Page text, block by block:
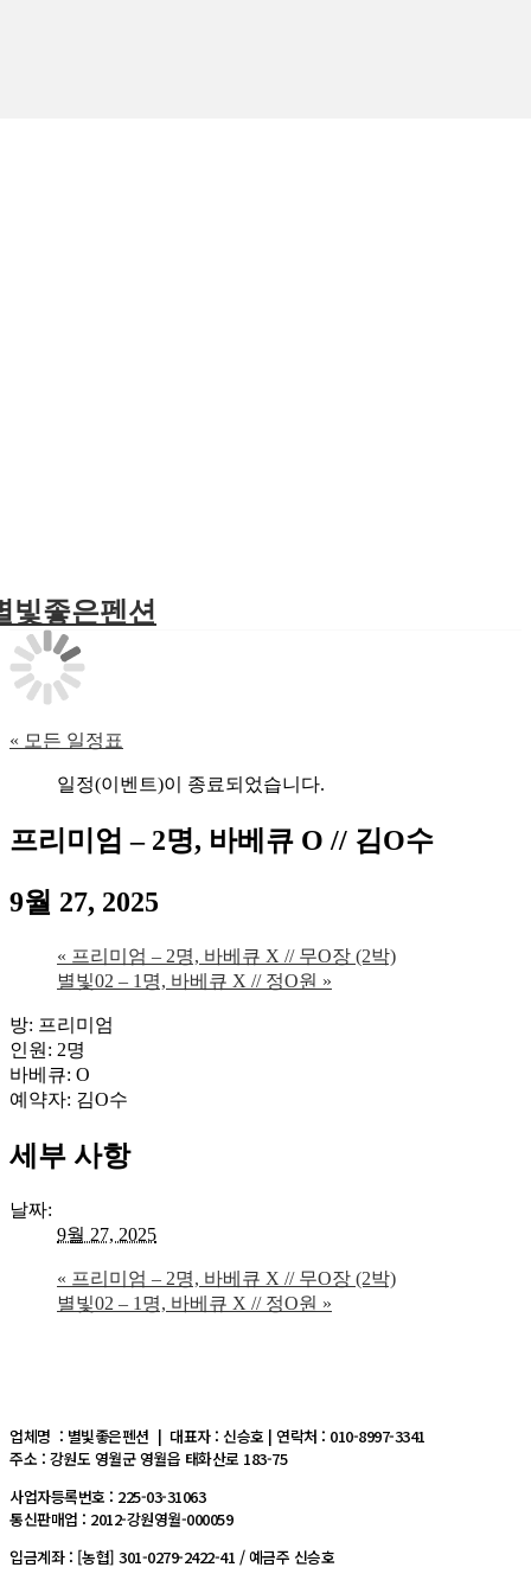
빛좋은펜션
« 모든 일정표
일정(이벤트)이 종료되었습니다.
프리미엄 – 2명, 바베큐 O // 김O수
9월 27, 2025
« 프리미엄 – 2명, 바베큐 X // 무O장 (2박)
별빛02 – 1명, 바베큐 X // 정O원 »
방: 프리미엄
인원: 2명
바베큐: O
예약자: 김O수
세부 사항
날짜:
9월 27, 2025
« 프리미엄 – 2명, 바베큐 X // 무O장 (2박)
별빛02 – 1명, 바베큐 X // 정O원 »
업체명 : 별빛좋은펜션 | 대표자 : 신승호 | 연락처 : 010-8997-3341
주소 : 강원도 영월군 영월읍 태화산로 183-75
사업자등록번호 : 225-03-31063
통신판매업 : 2012-강원영월-000059
입금계좌 : [농협] 301-0279-2422-41 / 예금주 신승호